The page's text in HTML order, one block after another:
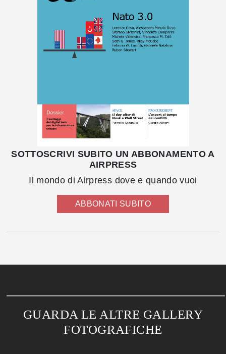
SOTTOSCRIVI SUBITO UN ABBONAMENTO A
AIRPRESS
Il mondo di Airpress dove e quando vuoi
ABBONATI SUBITO
GUARDA LE ALTRE GALLERY
FOTOGRAFICHE